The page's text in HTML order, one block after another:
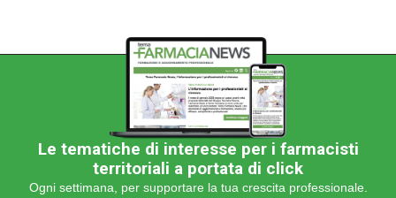
Le tematiche di interesse per i farmacisti
territoriali a portata di click
Ogni settimana, per supportare la tua crescita professionale.